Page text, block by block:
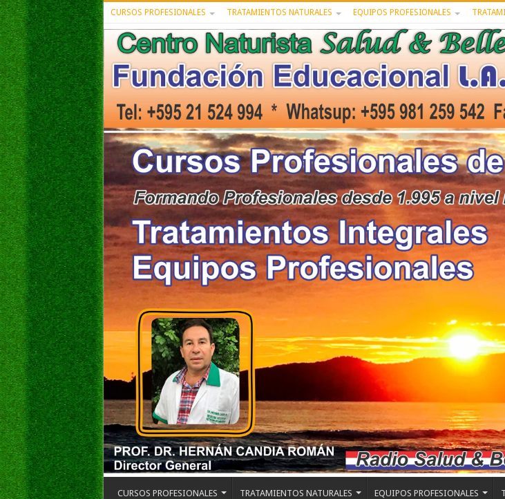
CURSOS PROFESIONALES TRATAMIENTOS NATURALES EQUIPOS PROFESIONALES
CURSOS PROFESIONALES TRATAMIENTOS NATURALES EQUIPOS PROFESIONALES